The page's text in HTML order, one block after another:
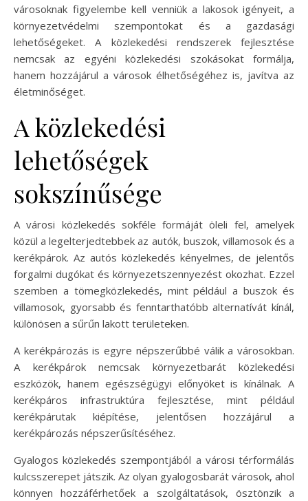
városoknak figyelembe kell venniük a lakosok igényeit, a
környezetvédelmi szempontokat és a gazdasági
lehetőségeket. A közlekedési rendszerek fejlesztése
nemcsak az egyéni közlekedési szokásokat formálja,
hanem hozzájárul a városok élhetőségéhez is, javítva az
életminőséget.
A közlekedési
lehetőségek
sokszínűsége
A városi közlekedés sokféle formáját öleli fel, amelyek
közül a legelterjedtebbek az autók, buszok, villamosok és a
kerékpárok. Az autós közlekedés kényelmes, de jelentős
forgalmi dugókat és környezetszennyezést okozhat. Ezzel
szemben a tömegközlekedés, mint például a buszok és
villamosok, gyorsabb és fenntarthatóbb alternatívát kínál,
különösen a sűrűn lakott területeken.
A kerékpározás is egyre népszerűbbé válik a városokban.
A kerékpárok nemcsak környezetbarát közlekedési
eszközök, hanem egészségügyi előnyöket is kínálnak. A
kerékpáros infrastruktúra fejlesztése, mint például
kerékpárutak kiépítése, jelentősen hozzájárul a
kerékpározás népszerűsítéséhez.
Gyalogos közlekedés szempontjából a városi térformálás
kulcsszerepet játszik. Az olyan gyalogosbarát városok, ahol
könnyen hozzáférhetőek a szolgáltatások, ösztönzik a